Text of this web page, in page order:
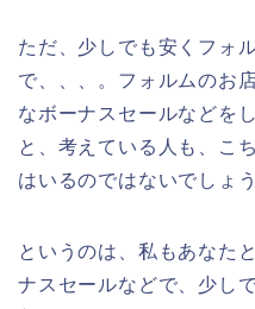
ただ、少しでも安くフォ
で、、、。フォルムのお
なボーナスセールなどを
と、考えている人も、こ
はいるのではないでしょ
というのは、私もあなた
ナスセールなどで、少し